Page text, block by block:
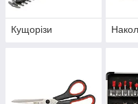
Кущорізи